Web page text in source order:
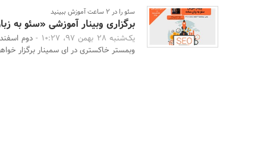
سازمان‌ها
و
روابط
سئو را در 2 ساعت آموزش ببینید
برگزاری وبینار آموزشی «سئو
یک‌شنبه 28 بهمن 97، 10:27 -
دوم
وبمستر خاکستری در ای سمینار برگزار